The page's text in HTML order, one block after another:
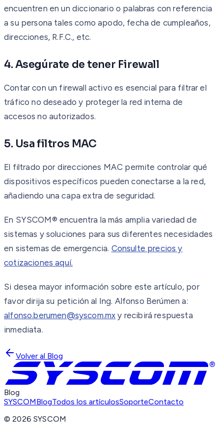
encuentren en un diccionario o palabras con referencia
a su persona tales como apodo, fecha de cumpleaños,
direcciones, R.F.C., etc.
4. Asegúrate de tener Firewall
Contar con un firewall activo es esencial para filtrar el
tráfico no deseado y proteger la red interna de
accesos no autorizados.
5. Usa filtros MAC
El filtrado por direcciones MAC permite controlar qué
dispositivos específicos pueden conectarse a la red,
añadiendo una capa extra de seguridad.
En SYSCOM® encuentra la más amplia variedad de
sistemas y soluciones para sus diferentes necesidades
en sistemas de emergencia. Consulte precios y
cotizaciones aquí.
Si desea mayor información sobre este artículo, por
favor dirija su petición al Ing. Alfonso Berúmen a:
alfonso.berumen@syscom.mx y recibirá respuesta
inmediata.
Volver al Blog
Blog
SYSCOMBlogTodos los artículosSoporteContacto
©2026 SYSCOM